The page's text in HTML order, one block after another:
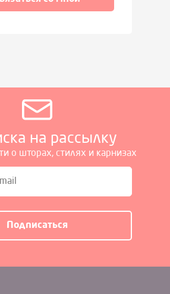
на рассылку
о шторах, стилях и карнизах